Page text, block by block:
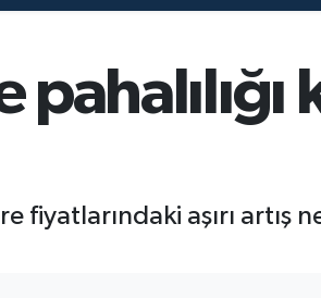
aşırı artış